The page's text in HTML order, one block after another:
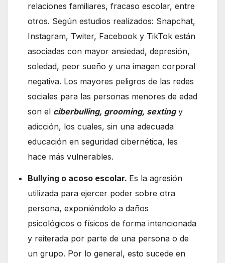
relaciones familiares, fracaso escolar, entre
otros. Según estudios realizados: Snapchat,
Instagram, Twiter, Facebook y TikTok están
asociadas con mayor ansiedad, depresión,
soledad, peor sueño y una imagen corporal
negativa. Los mayores peligros de las redes
sociales para las personas menores de edad
son el ciberbulling, grooming, sextingy
adicción, los cuales, sin una adecuada
educación en seguridad cibernética, les
hace más vulnerables.
Bullying o acoso escolar. Es la agresión
utilizada para ejercer poder sobre otra
persona, exponiéndolo a daños
psicológicos o físicos de forma intencionada
y reiterada por parte de una persona o de
un grupo. Por lo general, esto sucede en